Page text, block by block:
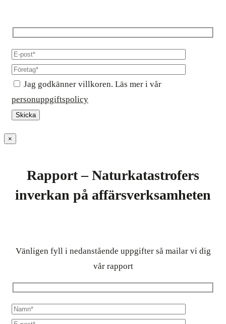
Jag godkänner villkoren. Läs mer i vår
personuppgiftspolicy
×
Rapport – Naturkatastrofers
inverkan på affärsverksamheten
Vänligen fyll i nedanstående uppgifter så mailar vi dig
vår rapport